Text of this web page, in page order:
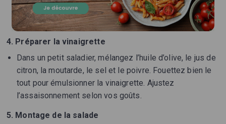
4. Préparer la vinaigrette
Dans un petit saladier, mélangez l’huile d’olive, le jus de
citron, la moutarde, le sel et le poivre. Fouettez bien le
tout pour émulsionner la vinaigrette. Ajustez
l’assaisonnement selon vos goûts.
5. Montage de la salade